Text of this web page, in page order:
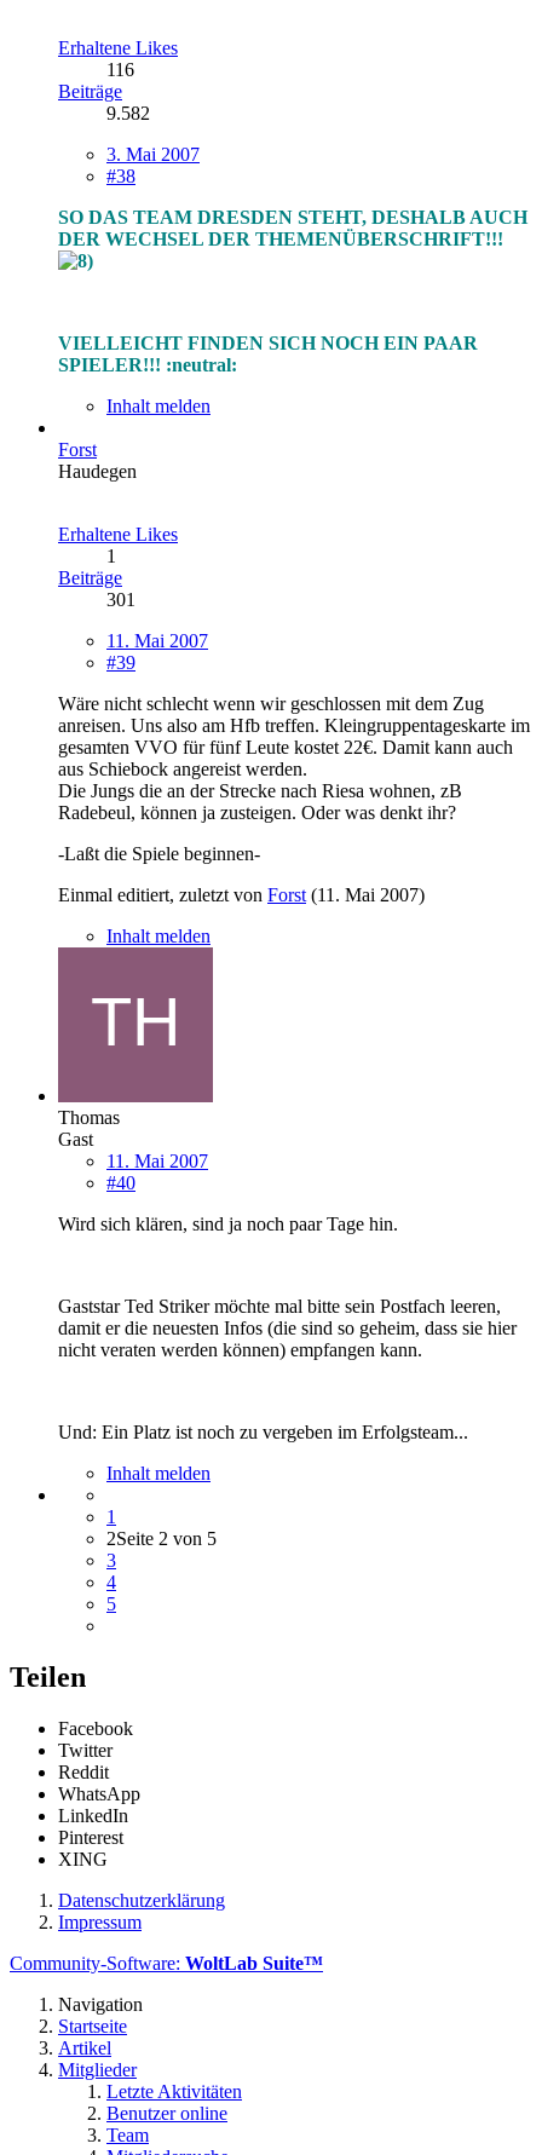
Erhaltene Likes
116
Beiträge
9.582
3. Mai 2007
#38
SO DAS TEAM DRESDEN STEHT, DESHALB AUCH
DER WECHSEL DER THEMENÜBERSCHRIFT!!!
VIELLEICHT FINDEN SICH NOCH EIN PAAR
SPIELER!!! :neutral:
Inhalt melden
Forst
Haudegen
Erhaltene Likes
1
Beiträge
301
11. Mai 2007
#39
Wäre nicht schlecht wenn wir geschlossen mit dem Zug
anreisen. Uns also am Hfb treffen. Kleingruppentageskarte im
gesamten VVO für fünf Leute kostet 22€. Damit kann auch
aus Schiebock angereist werden.
Die Jungs die an der Strecke nach Riesa wohnen, zB
Radebeul, können ja zusteigen. Oder was denkt ihr?
-Laßt die Spiele beginnen-
Einmal editiert, zuletzt von Forst (11. Mai 2007)
Inhalt melden
Thomas
Gast
11. Mai 2007
#40
Wird sich klären, sind ja noch paar Tage hin.
Gaststar Ted Striker möchte mal bitte sein Postfach leeren,
damit er die neuesten Infos (die sind so geheim, dass sie hier
nicht veraten werden können) empfangen kann.
Und: Ein Platz ist noch zu vergeben im Erfolgsteam...
Inhalt melden
1
2Seite 2 von 5
3
4
5
Teilen
Facebook
Twitter
Reddit
WhatsApp
LinkedIn
Pinterest
XING
Datenschutzerklärung
Impressum
Community-Software: WoltLab Suite™
Navigation
Startseite
Artikel
Mitglieder
Letzte Aktivitäten
Benutzer online
Team